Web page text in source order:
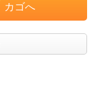
カゴへ